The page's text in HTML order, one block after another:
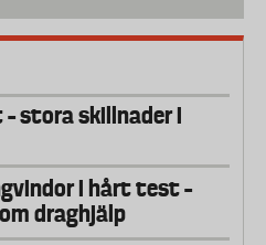
stora skillnader i
i hårt test –
draghjälp